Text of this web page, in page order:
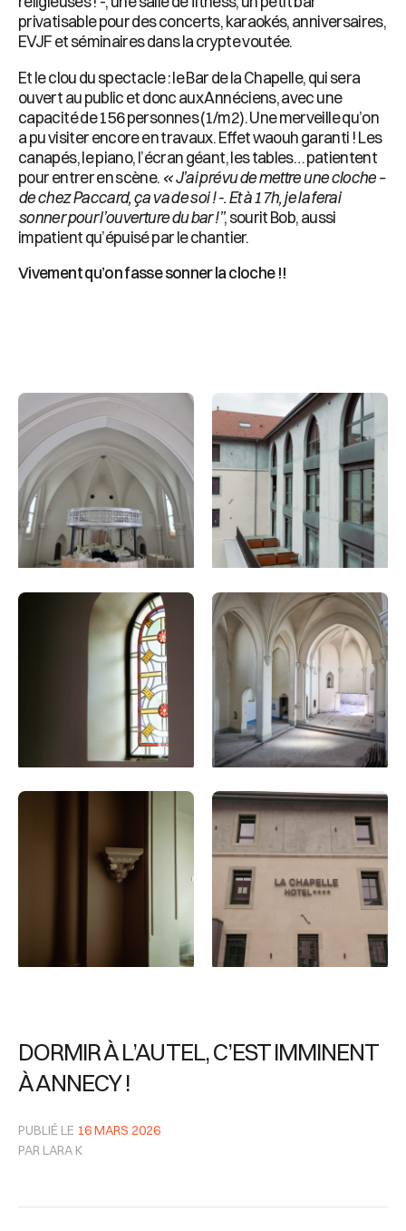
DORMIR À L’AUTEL, C’EST IMMINENT
À ANNECY !
PUBLIÉ LE 16 MARS 2026
PAR LARA K
privatisable pour des concerts, karaokés, anniversaires,
EVJF et séminaires dans la crypte voutée.
Et le clou du spectacle : le Bar de la Chapelle, qui sera
ouvert au public et donc aux Annéciens, avec une
capacité de 156 personnes (1/m2). Une merveille qu’on
a pu visiter encore en travaux. Effet waouh garanti ! Les
canapés, le piano, l’écran géant, les tables… patientent
pour entrer en scène. « J’ai prévu de mettre une cloche –
de chez Paccard, ça va de soi ! -. Et à 17h, je la ferai
sonner pour l’ouverture du bar !”, sourit Bob, aussi
impatient qu’épuisé par le chantier.
Vivement qu’on fasse sonner la cloche !!